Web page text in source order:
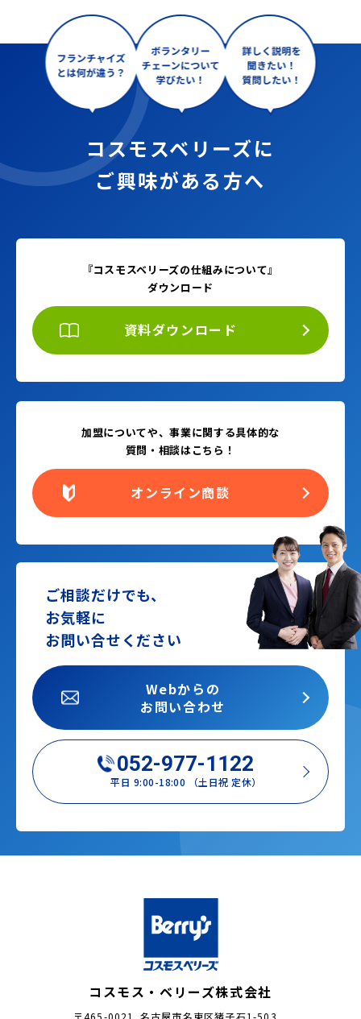
コスモスベリーズに
ご興味がある方へ
『コスモスベリーズの仕組みについて』
ダウンロード
資料ダウンロード
加盟についてや、事業に関する具体的な
質問・相談はこちら！
オンライン商談
ご相談だけでも、
お気軽に
お問い合せください
052-977-1122
平日 9:00-18:00 （土日祝 定休）
Webからの
お問い合わせ
コスモス・ベリーズ株式会社
〒465-0021 名古屋市名東区猪子石1-503